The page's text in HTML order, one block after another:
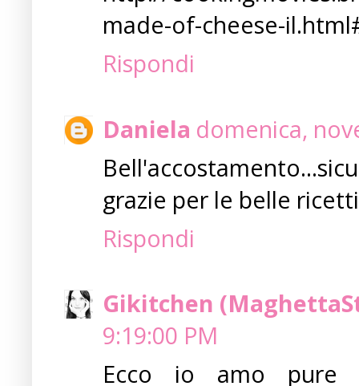
made-of-cheese-
Rispondi
Daniela domenica,
grazie per le belle
Rispondi
Gikitchen
9:19:00 PM
Ecco io amo pure